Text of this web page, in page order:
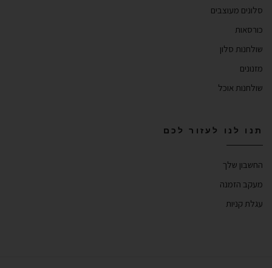
סלונים מעוצבים
כורסאות
שולחנות סלון
מזנונים
שולחנות אוכל
תנו לנו לעזור לכם
החשבון שלך
מעקב הזמנה
עגלת קניות